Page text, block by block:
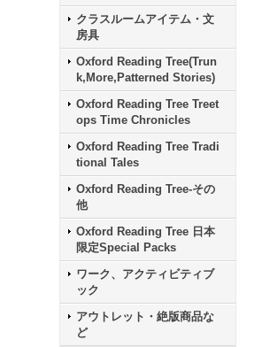
クラスルームアイテム・文
房具
Oxford Reading Tree(Trun
k,More,Patterned Stories)
Oxford Reading Tree Treet
ops Time Chronicles
Oxford Reading Tree Tradi
tional Tales
Oxford Reading Tree-その
他
Oxford Reading Tree 日本
限定Special Packs
ワーク、アクティビティブ
ック
アウトレット・絶版商品な
ど